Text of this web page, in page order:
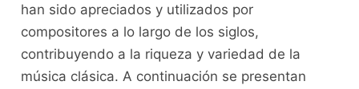
han sido​ apreciados y utilizados por
compositores a lo largo ⁤de⁢ los siglos,
contribuyendo a la ​riqueza y variedad de la
música clásica. A continuación se presentan